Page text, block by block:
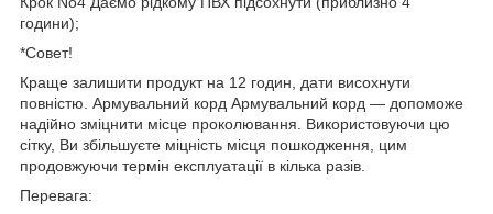
години);
*Совет!
Краще залишити продукт на 12 годин, дати висохнути
повністю. Армувальний корд Армувальний корд — допоможе
надійно зміцнити місце проколювання. Використовуючи цю
сітку, Ви збільшуєте міцність місця пошкодження, цим
продовжуючи термін експлуатації в кілька разів.
Перевага: